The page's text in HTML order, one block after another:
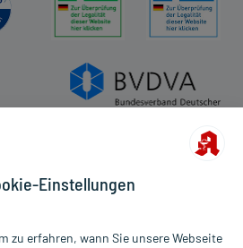
Einstellungen
zu erfahren, wann Sie unsere Webseite